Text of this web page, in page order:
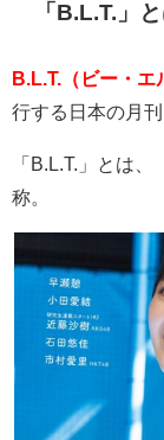
「 B.L.T. 」
B.L.T.（ビー・エ
行する日本の月
「B.L.T. 」とは、
称。